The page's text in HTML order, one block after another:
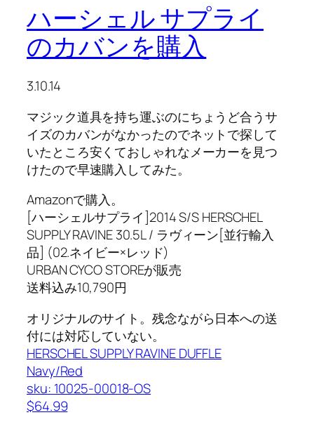
ハーシェル サプライ
のカバンを購入
3.10.14
マジック道具を持ち運ぶのにちょうど合うサ
イズのカバンがなかったのでネットで探して
いたところ安くておしゃれなメーカーを見つ
けたので早速購入してみた。
Amazonで購入。
[ハーシェルサプライ]2014 S/S HERSCHEL
SUPPLY RAVINE 30.5L / ラヴィーン[並行輸入
品] (02.ネイビー×レッド)
URBAN CYCO STOREが販売
送料込み10,790円
オリジナルのサイト。残念ながら日本への送
付には対応していない。
HERSCHEL SUPPLY RAVINE DUFFLE
Navy/Red
sku: 10025-00018-OS
$64.99